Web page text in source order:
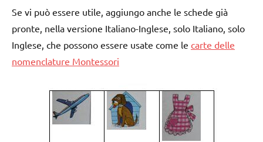
Se vi può essere utile, aggiungo anche le schede già
pronte, nella versione Italiano-Inglese, solo Italiano, solo
Inglese, che possono essere usate come le carte delle
nomenclature Montessori